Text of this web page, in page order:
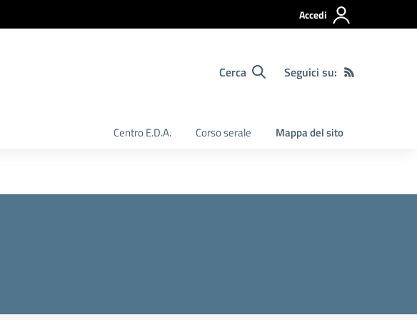
Accedi
Cerca Seguici su:
Centro E.D.A. Corso serale Mappa del sito